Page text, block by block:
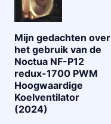
Mijn gedachten over
het gebruik van de
Noctua NF-P12
redux-1700 PWM
Hoogwaardige
Koelventilator
(2024)